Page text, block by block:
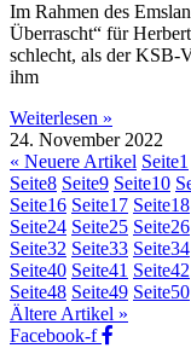
Im Rahmen des
Überrascht“ für
schlecht, als der KSB-
ihm
Weiterlesen »
24. November 2022
« Neuere Artikel Seite1
Seite8 Seite9 Seite10
Seite16 Seite17 Seite18
Seite24 Seite25 Seite26
Seite32 Seite33 Seite34
Seite40 Seite41 Seite42
Seite48 Seite49 Seite50
Ältere Artikel »
Facebook-f